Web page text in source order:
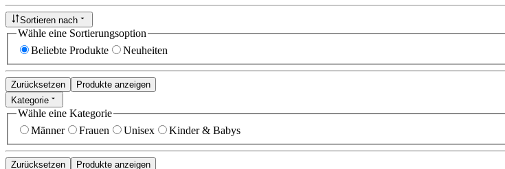
Sortieren nach
Wähle eine Sortierungsoption
Beliebte Produkte
Neuheiten
Zurücksetzen
Produkte anzeigen
Kategorie
Wähle eine Kategorie
Männer
Frauen Unisex Kinder & Babys
Zurücksetzen
Produkte anzeigen